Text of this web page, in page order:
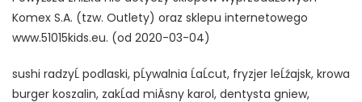
Komex S.A. (tzw. Outlety) oraz sklepu internetowego
www.51015kids.eu. (od 2020-03-04)
sushi radzyĹ podlaski, pĹywalnia ĹaĹcut, fryzjer leĹźajsk, krowa
burger koszalin, zakĹad miÄsny karol, dentysta gniew,